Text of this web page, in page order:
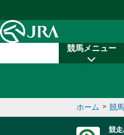
競馬メニュー
ホーム > 競
競走